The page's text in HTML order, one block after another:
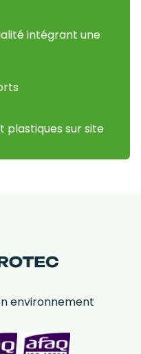
intégrant une
plastiques sur site
environnement